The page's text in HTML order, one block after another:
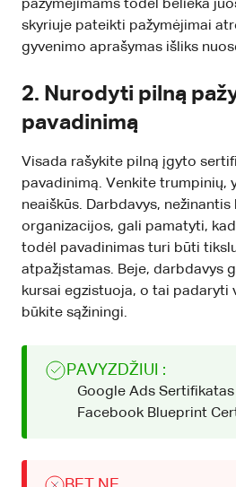
pažymėjimams todėl belieka
skyriuje pateikti pažymėjimai
gyvenimo aprašymas išliks
2. Nurodyti pilną
pavadinimą
Visada rašykite pilną įgyto
pavadinimą. Venkite trumpinių,
neaiškūs. Darbdavys,
organizacijos, gali pamatyti,
todėl pavadinimas turi būti
atpažįstamas. Beje, darbdavys
kursai egzistuoja, o tai padaryti
būkite sąžiningi.
PAVYZDŽIUI :
Google Ads Sertifikatas
Facebook Blueprint